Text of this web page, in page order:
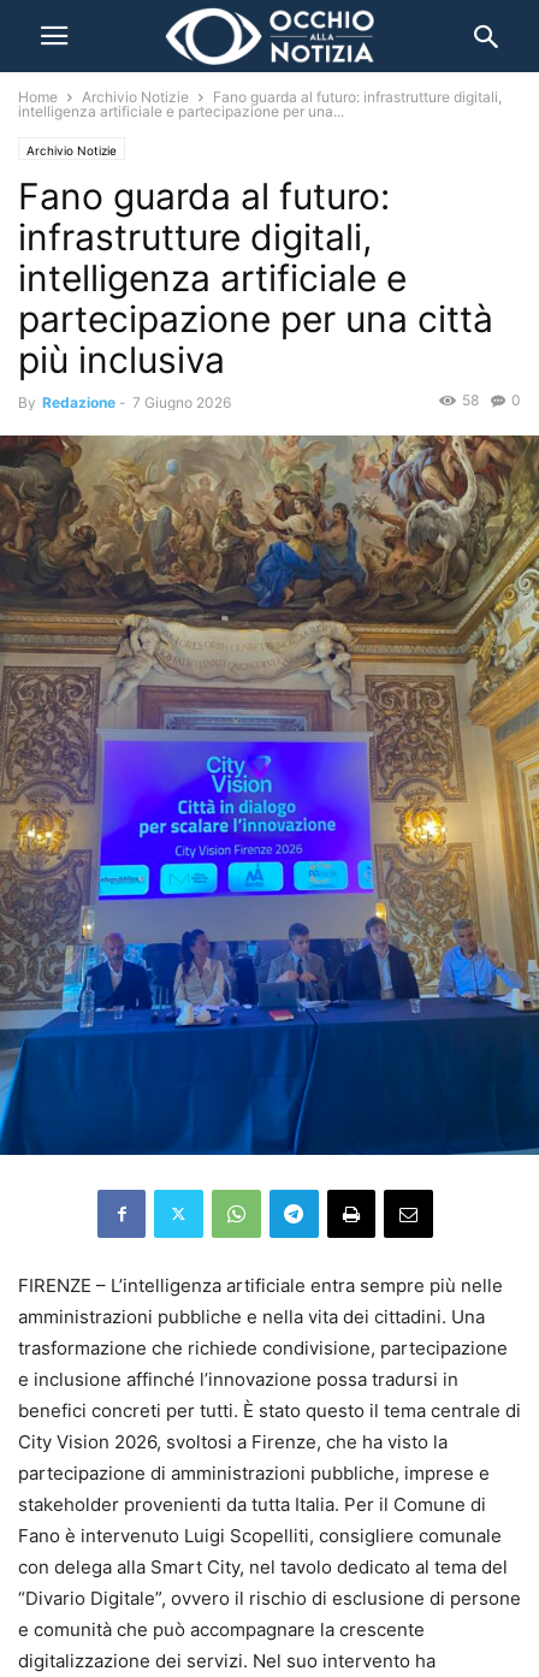
Home Archivio Notizie
Fano guarda al futuro: infrastrutture digitali,
intelligenza artificiale e partecipazione per una...
Archivio Notizie
Fano guarda al futuro:
infrastrutture digitali,
intelligenza artificiale e
partecipazione per una città
più inclusiva
By Redazione - 7 Giugno 2026 0
58
FIRENZE – L’intelligenza artificiale entra sempre più nelle
amministrazioni pubbliche e nella vita dei cittadini. Una
trasformazione che richiede condivisione, partecipazione
e inclusione affinché l’innovazione possa tradursi in
benefici concreti per tutti. È stato questo il tema centrale di
City Vision 2026, svoltosi a Firenze, che ha visto la
partecipazione di amministrazioni pubbliche, imprese e
stakeholder provenienti da tutta Italia. Per il Comune di
Fano è intervenuto Luigi Scopelliti, consigliere comunale
con delega alla Smart City, nel tavolo dedicato al tema del
“Divario Digitale”, ovvero il rischio di esclusione di persone
e comunità che può accompagnare la crescente
digitalizzazione dei servizi. Nel suo intervento ha